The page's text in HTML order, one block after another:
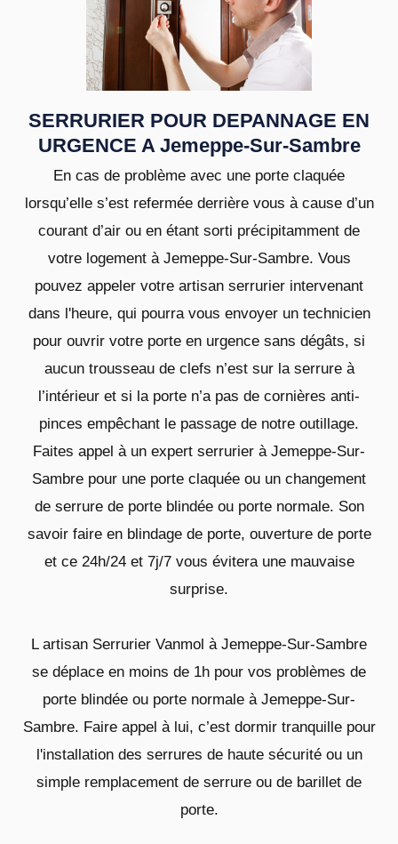
SERRURIER POUR DEPANNAGE EN
URGENCE A Jemeppe-Sur-Sambre
En cas de problème avec une porte claquée
lorsqu’elle s’est refermée derrière vous à cause d’un
courant d’air ou en étant sorti précipitamment de
votre logement à Jemeppe-Sur-Sambre. Vous
pouvez appeler votre artisan serrurier intervenant
dans l'heure, qui pourra vous envoyer un technicien
pour ouvrir votre porte en urgence sans dégâts, si
aucun trousseau de clefs n’est sur la serrure à
l’intérieur et si la porte n’a pas de cornières anti-
pinces empêchant le passage de notre outillage.
Faites appel à un expert serrurier à Jemeppe-Sur-
Sambre pour une porte claquée ou un changement
de serrure de porte blindée ou porte normale. Son
savoir faire en blindage de porte, ouverture de porte
et ce 24h/24 et 7j/7 vous évitera une mauvaise
surprise.
L artisan Serrurier Vanmol à Jemeppe-Sur-Sambre
se déplace en moins de 1h pour vos problèmes de
porte blindée ou porte normale à Jemeppe-Sur-
Sambre. Faire appel à lui, c’est dormir tranquille pour
l'installation des serrures de haute sécurité ou un
simple remplacement de serrure ou de barillet de
porte.